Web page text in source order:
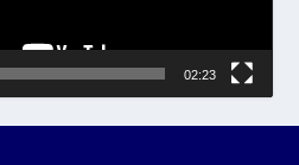
02:23